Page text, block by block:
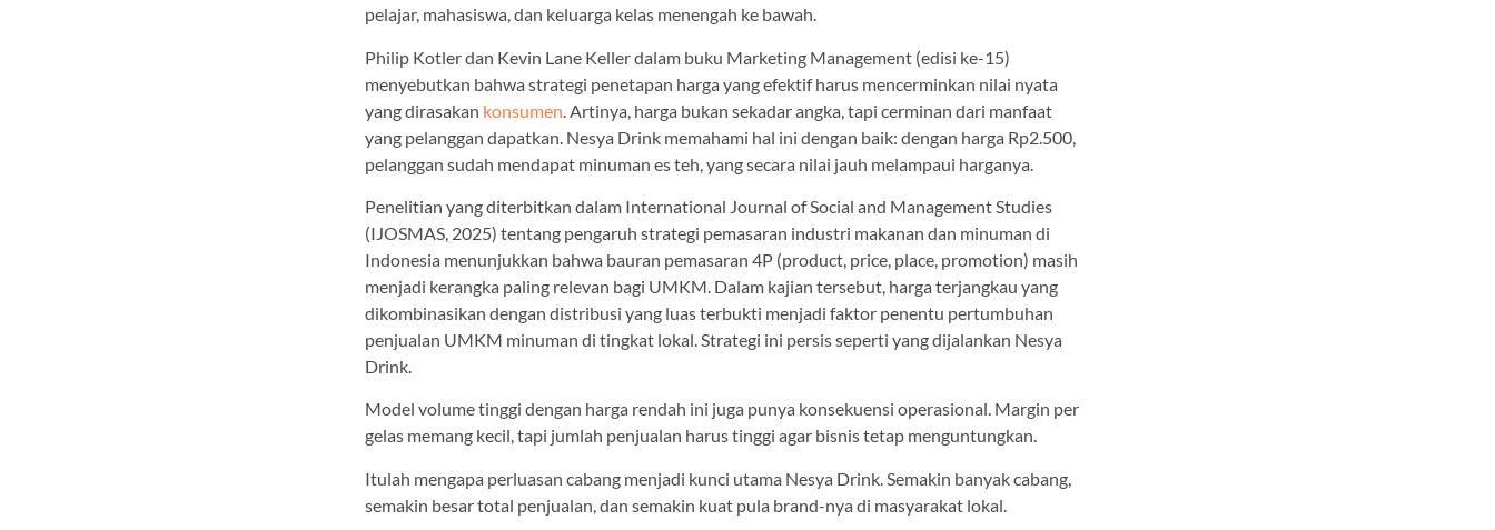
pelajar, mahasiswa, dan keluarga kelas menengah ke bawah.
Philip Kotler dan Kevin Lane Keller dalam buku Marketing Management (edisi ke-15)
menyebutkan bahwa strategi penetapan harga yang efektif harus mencerminkan nilai nyata
yang dirasakan konsumen . Artinya, harga bukan sekadar angka, tapi cerminan dari manfaat
yang pelanggan dapatkan. Nesya Drink memahami hal ini dengan baik: dengan harga Rp2.500,
pelanggan sudah mendapat minuman es teh, yang secara nilai jauh melampaui harganya.
Penelitian yang diterbitkan dalam International Journal of Social and Management Studies
(IJOSMAS, 2025) tentang pengaruh strategi pemasaran industri makanan dan minuman di
Indonesia menunjukkan bahwa bauran pemasaran 4P (product, price, place, promotion) masih
menjadi kerangka paling relevan bagi UMKM. Dalam kajian tersebut, harga terjangkau yang
dikombinasikan dengan distribusi yang luas terbukti menjadi faktor penentu pertumbuhan
penjualan UMKM minuman di tingkat lokal. Strategi ini persis seperti yang dijalankan Nesya
Drink.
Model volume tinggi dengan harga rendah ini juga punya konsekuensi operasional. Margin per
gelas memang kecil, tapi jumlah penjualan harus tinggi agar bisnis tetap menguntungkan.
Itulah mengapa perluasan cabang menjadi kunci utama Nesya Drink. Semakin banyak cabang,
semakin besar total penjualan, dan semakin kuat pula brand-nya di masyarakat lokal.